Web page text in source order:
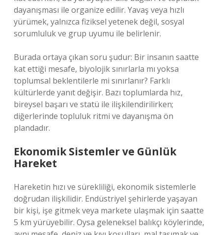
dayanışması ile organize edilir. Yavaş veya hızlı
yürümek, yalnızca fiziksel yetenek değil, sosyal
sorumluluk ve grup uyumu ile belirlenir.
Burada ortaya çıkan soru şudur: Bir insanın saatte
kat ettiği mesafe, biyolojik sınırlarla mı yoksa
toplumsal beklentilerle mi sınırlanır? Farklı
kültürlerde yanıt değişir. Bazı toplumlarda hız,
bireysel başarı ve statü ile ilişkilendirilirken;
diğerlerinde topluluk ritmi ve dayanışma ön
plandadır.
Ekonomik Sistemler ve Günlük
Hareket
Hareketin hızı ve sürekliliği, ekonomik sistemlerle
doğrudan ilişkilidir. Endüstriyel şehirlerde yaşayan
bir kişi, işe gitmek veya markete ulaşmak için saatte
5 km yürüyebilir. Oysa geleneksel balıkçı köylerinde,